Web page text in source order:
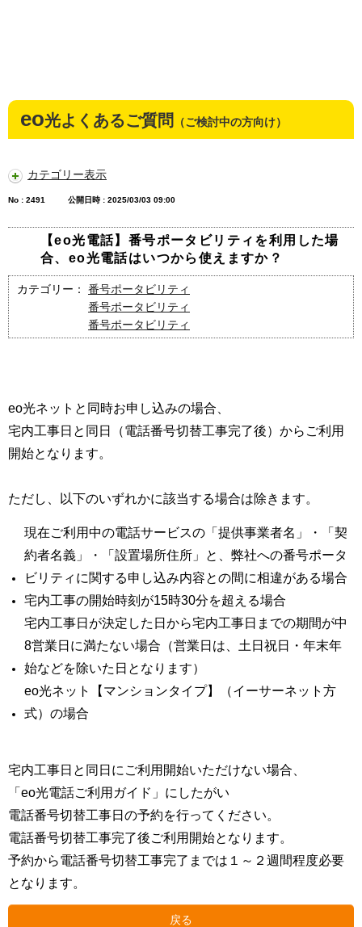
eo光よくあるご質問 （ご検討中の方向け）
カテゴリー表示
No : 2491 公開日時 : 2025/03/03 09:00
【eo光電話】番号ポータビリティを利用した場
合、eo光電話はいつから使えますか？
カテゴリー：
番号ポータビリティ
番号ポータビリティ
番号ポータビリティ
eo光ネットと同時お申し込みの場合、
宅内工事日と同日（電話番号切替工事完了後）からご利用
開始となります。
ただし、以下のいずれかに該当する場合は除きます。
現在ご利用中の電話サービスの「提供事業者名」・「契
約者名義」・「設置場所住所」と、弊社への番号ポータ
ビリティに関する申し込み内容との間に相違がある場合
宅内工事の開始時刻が15時30分を超える場合
宅内工事日が決定した日から宅内工事日までの期間が中
8営業日に満たない場合（営業日は、土日祝日・年末年
始などを除いた日となります）
eo光ネット【マンションタイプ】（イーサーネット方
式）の場合
宅内工事日と同日にご利用開始いただけない場合、
「eo光電話ご利用ガイド」にしたがい
電話番号切替工事日の予約を行ってください。
電話番号切替工事完了後ご利用開始となります。
予約から電話番号切替工事完了までは１～２週間程度必要
となります。
戻る